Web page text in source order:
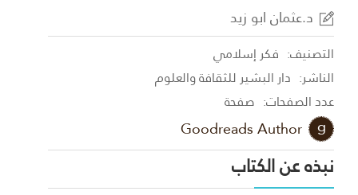
د.عثمان ابو زيد
التصنيف: فكر إسلامي
الناشر: دار البشير للثقافة والعلوم
عدد الصفحات: صفحة
Goodreads Author
نبذه عن الكتاب